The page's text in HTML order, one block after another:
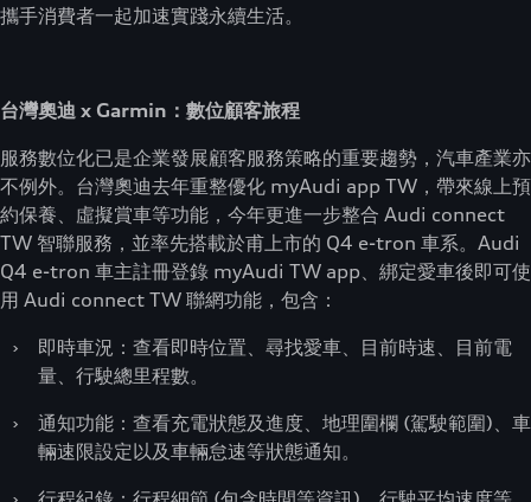
攜手消費者一起加速實踐永續生活。
台灣奧迪 x Garmin：數位顧客旅程
服務數位化已是企業發展顧客服務策略的重要趨勢，汽車產業亦
不例外。台灣奧迪去年重整優化 myAudi app TW，帶來線上預
約保養、虛擬賞車等功能，今年更進一步整合 Audi connect
TW 智聯服務，並率先搭載於甫上市的 Q4 e-tron 車系。Audi
Q4 e-tron 車主註冊登錄 myAudi TW app、綁定愛車後即可使
用 Audi connect TW 聯網功能，包含：
›
即時車況：查看即時位置、尋找愛車、目前時速、目前電
量、行駛總里程數。
›
通知功能：查看充電狀態及進度、地理圍欄 (駕駛範圍)、車
輛速限設定以及車輛怠速等狀態通知。